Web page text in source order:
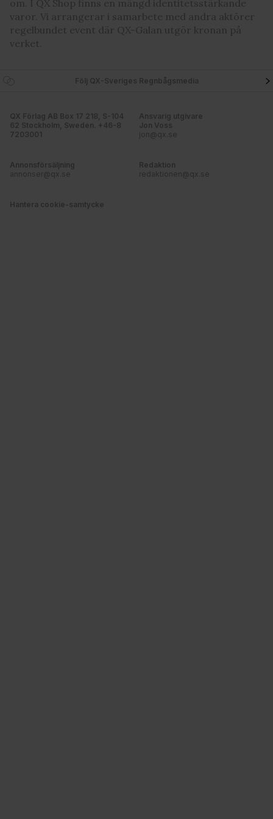
Dessa kan i sin tur kombinera informationen med annan
information som du har tillhandahållit eller som de har
samlat in när du har använt deras tjänster. Du godkänner
om. I QX Shop finns en mängd identitetsstärkande
varor. Vi arrangerar i samarbete med andra aktörer
regelbundet event där QX-Galan utgör kronan på
verket.
Följ QX-Sveriges Regnbågsmedia
QX Förlag AB Box 17 218, S-104
62 Stockholm, Sweden. +46-8
7203001
Ansvarig utgivare
Jon Voss
jon@qx.se
Annonsförsäljning
annonser@qx.se
Redaktion
redaktionen@qx.se
Hantera cookie-samtycke